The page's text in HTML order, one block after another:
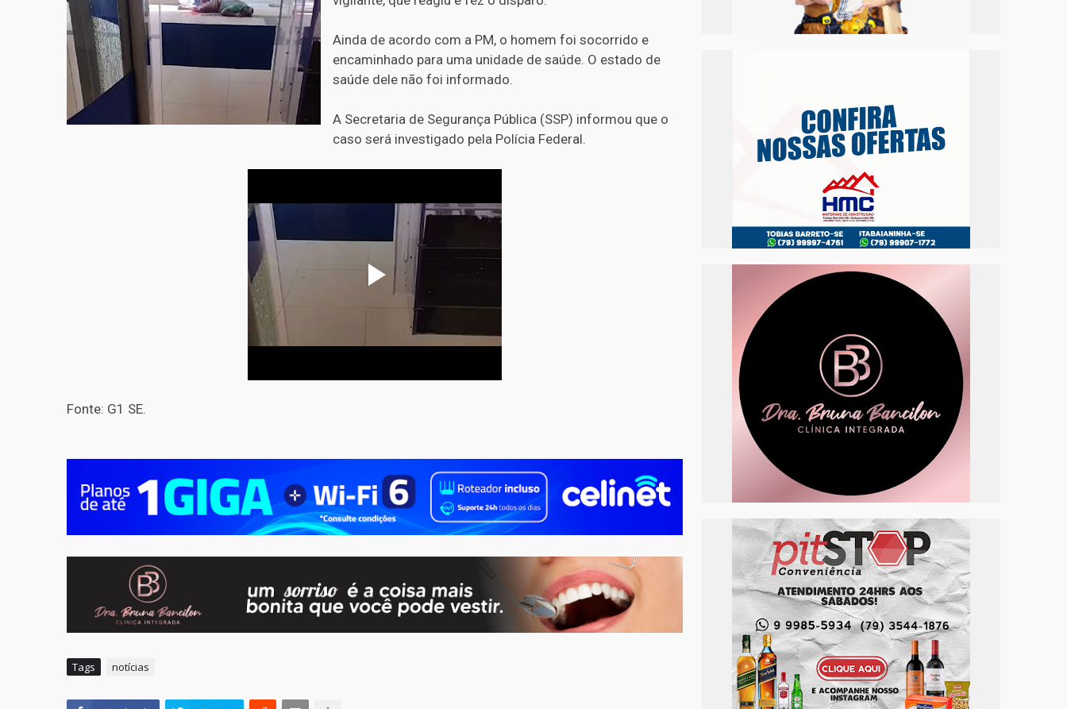
Ainda de acordo com a PM, o homem foi socorrido e
encaminhado para uma unidade de saúde. O estado de
saúde dele não foi informado.
A Secretaria de Segurança Pública (SSP) informou que o
caso será investigado pela Polícia Federal.
Fonte: G1 SE.
Tags notícias